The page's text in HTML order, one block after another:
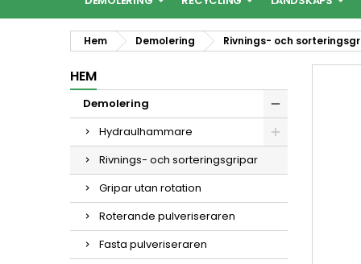
Hem Demolering Rivnings- och
HEM
Demolering
Hydraulhammare
Rivnings- och sorteringsgripar
Gripar utan rotation
Roterande pulveriseraren
Fasta pulveriseraren